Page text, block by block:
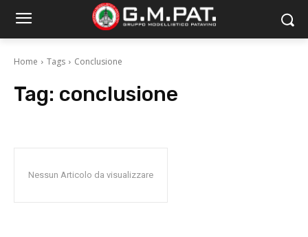
Home Tags Conclusione
Tag: conclusione
Nessun Articolo da visualizzare